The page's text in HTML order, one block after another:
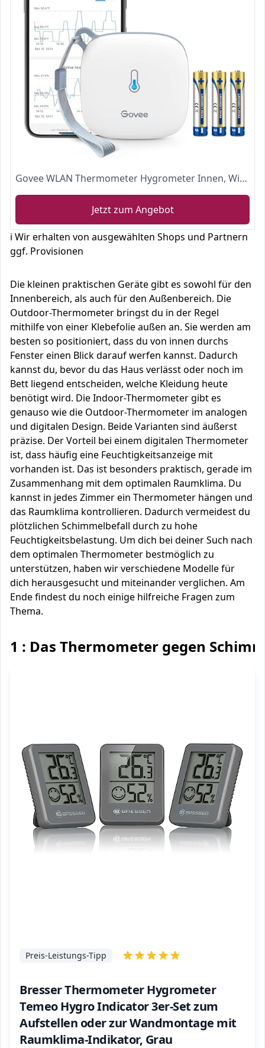
Govee WLAN Thermometer Hygrometer Innen, WiFi Thermo Hygrometer mit App Benachrichtigung und Datenspeicherung, geeignet für Gewächshaus, Weinkeller, weiß
Jetzt zum Angebot
ℹ️ Wir erhalten von ausgewählten Shops und Partnern
ggf. Provisionen
Die kleinen praktischen Geräte gibt es sowohl für den
Innenbereich, als auch für den Außenbereich. Die
Outdoor-Thermometer bringst du in der Regel
mithilfe von einer Klebefolie außen an. Sie werden am
besten so positioniert, dass du von innen durchs
Fenster einen Blick darauf werfen kannst. Dadurch
kannst du, bevor du das Haus verlässt oder noch im
Bett liegend entscheiden, welche Kleidung heute
benötigt wird. Die Indoor-Thermometer gibt es
genauso wie die Outdoor-Thermometer im analogen
und digitalen Design. Beide Varianten sind äußerst
präzise. Der Vorteil bei einem digitalen Thermometer
ist, dass häufig eine Feuchtigkeitsanzeige mit
vorhanden ist. Das ist besonders praktisch, gerade im
Zusammenhang mit dem optimalen Raumklima. Du
kannst in jedes Zimmer ein Thermometer hängen und
das Raumklima kontrollieren. Dadurch vermeidest du
plötzlichen Schimmelbefall durch zu hohe
Feuchtigkeitsbelastung. Um dich bei deiner Such nach
dem optimalen Thermometer bestmöglich zu
unterstützen, haben wir verschiedene Modelle für
dich herausgesucht und miteinander verglichen. Am
Ende findest du noch einige hilfreiche Fragen zum
Thema.
1 : Das Thermometer gegen
Bresser Thermometer Hygrometer
Temeo Hygro Indicator 3er-Set zum
Aufstellen oder zur Wandmontage mit
Raumklima-Indikator, Grau
Preis-Leistungs-Tipp